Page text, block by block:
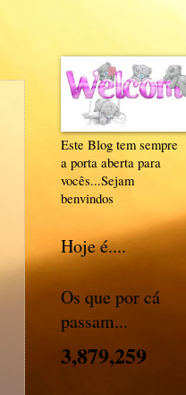
Este Blog tem sempre
a porta aberta para
vocês...Sejam
benvindos
Hoje é....
Os que por cá
passam...
3,879,259